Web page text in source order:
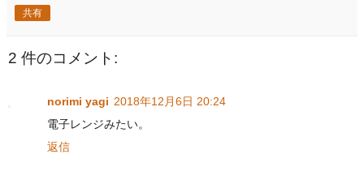
共有
2 件のコメント:
norimi yagi 2018年12月6日 20:24
電子レンジみたい。
返信